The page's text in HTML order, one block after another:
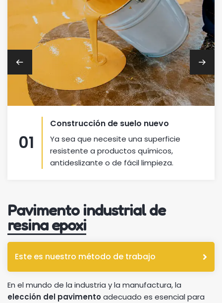
01
Construcción de suelo nuevo
Ya sea que necesite una superficie
resistente a productos químicos,
antideslizante o de fácil limpieza.
Pavimento industrial de
resina epoxi
Este es nuestro método de trabajo
En el mundo de la industria y la manufactura, la
elección del pavimentoadecuado es esencial para